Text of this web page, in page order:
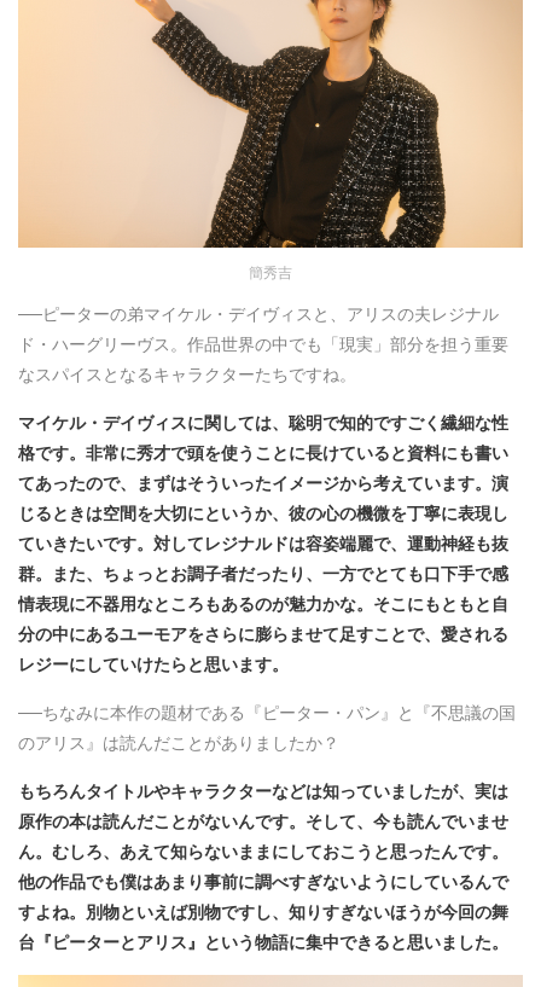
簡秀吉
──ピーターの弟マイケル・デイヴィスと、アリスの夫レジナル
ド・ハーグリーヴス。作品世界の中でも「現実」部分を担う重要
なスパイスとなるキャラクターたちですね。
マイケル・デイヴィスに関しては、聡明で知的ですごく繊細な性
格です。非常に秀才で頭を使うことに長けていると資料にも書い
てあったので、まずはそういったイメージから考えています。演
じるときは空間を大切にというか、彼の心の機微を丁寧に表現し
ていきたいです。対してレジナルドは容姿端麗で、運動神経も抜
群。また、ちょっとお調子者だったり、一方でとても口下手で感
情表現に不器用なところもあるのが魅力かな。そこにもともと自
分の中にあるユーモアをさらに膨らませて足すことで、愛される
レジーにしていけたらと思います。
──ちなみに本作の題材である『ピーター・パン』と『不思議の国
のアリス』は読んだことがありましたか？
もちろんタイトルやキャラクターなどは知っていましたが、実は
原作の本は読んだことがないんです。そして、今も読んでいませ
ん。むしろ、あえて知らないままにしておこうと思ったんです。
他の作品でも僕はあまり事前に調べすぎないようにしているんで
すよね。別物といえば別物ですし、知りすぎないほうが今回の舞
台『ピーターとアリス』という物語に集中できると思いました。